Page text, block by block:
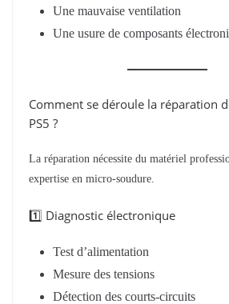
Une mauvaise ventilation
Une usure de composants
Comment se déroule la réparation
PS5 ?
La réparation nécessite du matériel
expertise en micro-soudure.
1️⃣ Diagnostic électronique
Test d’alimentation
Mesure des tensions
Détection des courts-circuits